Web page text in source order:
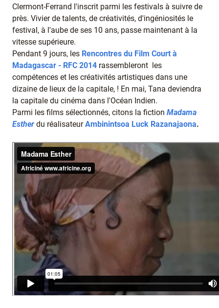
Clermont-Ferrand l'inscrit parmi les festivals à suivre de
près. Vivier de talents, de créativités, d'ingéniosités le
festival, à l'aube de ses 10 ans, passe maintenant à la
vitesse supérieure.
Pendant 9 jours, les Rencontres du Film Court à
Madagascar - RFC 2014 rassembleront les
compétences et les créativités artistiques dans une
dizaine de lieux de la capitale, ! En mai, Tana deviendra
la capitale du cinéma dans l'Océan Indien.
Parmi les films sélectionnés, citons la fiction Madama
Esther du réalisateurAmbinintsoa Luck Razanajaona.